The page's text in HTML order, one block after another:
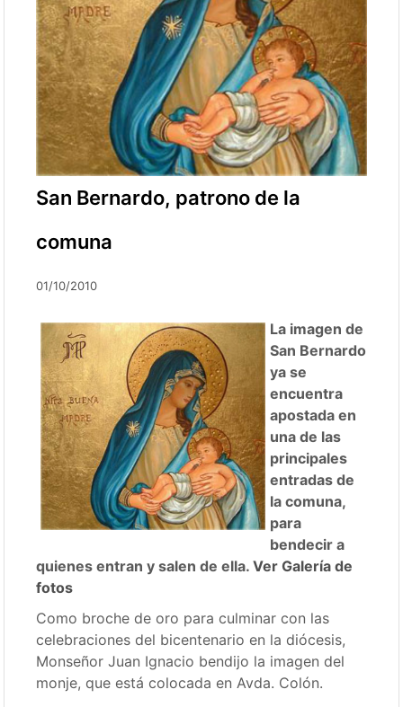
San Bernardo, patrono de la
comuna
01/10/2010
La imagen de
San Bernardo
ya se
encuentra
apostada en
una de las
principales
entradas de
la comuna,
para
bendecir a
quienes entran y salen de ella.Ver Galería de
fotos
Como broche de oro para culminar con las
celebraciones del bicentenario en la diócesis,
Monseñor Juan Ignacio bendijo la imagen del
monje, que está colocada en Avda. Colón.